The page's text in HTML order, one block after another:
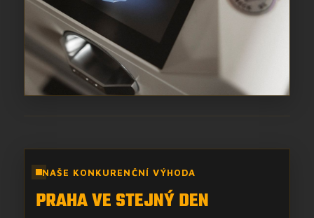
NAŠE KONKURENČNÍ VÝHODA
PRAHA VE STEJNÝ DEN